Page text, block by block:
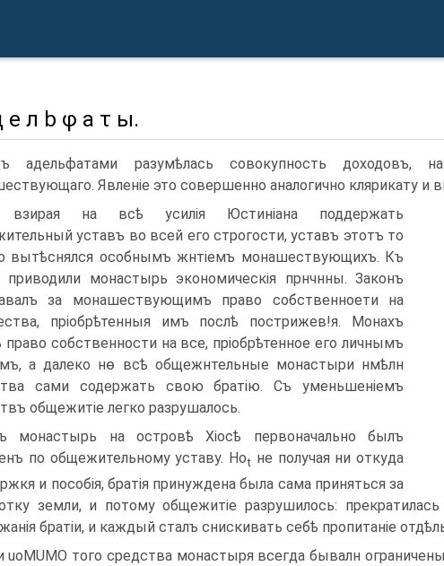
e л b φ а τ ы.
адельфатами разумѣлась совокупность доходовъ,
Явленіе это совершенно аналогично клярикату
взирая на всѣ усилія Юстиніана поддержать
уставъ во всей его строгости, уставъ этотъ то
вытѣснялся особнымъ жнтіемъ монашествующихъ. Къ
приводили монастырь экономическія прнчнны. Законъ
за монашествующимъ право собственноети на
пріобрѣтенныя имъ послѣ пострижев!я. Монахъ
право собственности на все, пріобрѣтенное его личнымъ
а далеко нѳ всѣ общежнтельные монастыри нмѣлн
сами содержать свою братію. Съ уменьшеніемъ
общежитіе легко разрушалось.
монастырь на островѣ Хіосѣ первоначально былъ
по общежительному уставу. Hot не получая ни откуда
и пособія, братія принуждена была сама приняться за
земли, и потому общежитіе разрушилось:
братіи, и каждый сталъ снискивать себѣ пропитаніе
uoMUMO того средства монастыря всегда бывалн